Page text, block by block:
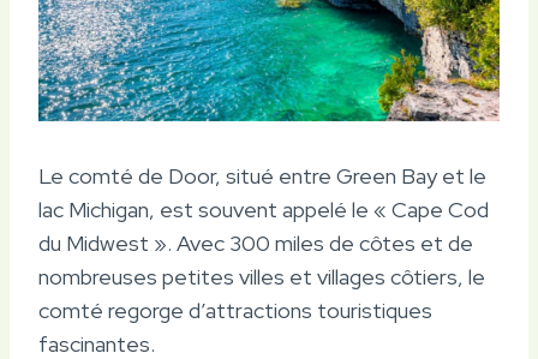
Le comté de Door, situé entre Green Bay et le
lac Michigan, est souvent appelé le « Cape Cod
du Midwest ». Avec 300 miles de côtes et de
nombreuses petites villes et villages côtiers, le
comté regorge d’attractions touristiques
fascinantes.